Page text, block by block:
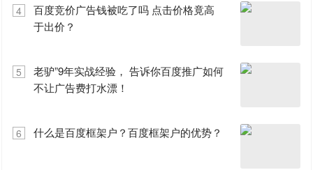
4
百度竞价广告钱被吃了吗 点击价格竟高
于出价？
5
老驴”9年实战经验， 告诉你百度推广如何
不让广告费打水漂！
6 什么是百度框架户？百度框架户的优势？